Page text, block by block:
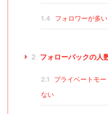
1.4 フォロワーが多
2 フォローバックの人
2.1
プライベートモ
ない